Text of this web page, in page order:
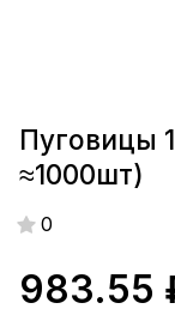
Пуговицы
≈1000шт)
0
983.55